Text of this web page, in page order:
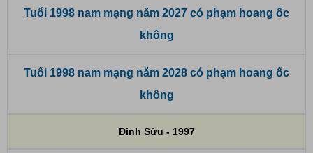
Tuổi 1998 nam mạng năm 2027 có phạm hoang ốc
không
Tuổi 1998 nam mạng năm 2028 có phạm hoang ốc
không
Đinh Sửu - 1997